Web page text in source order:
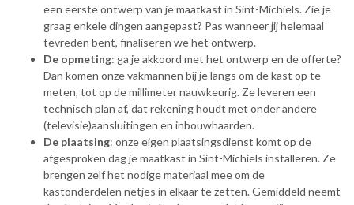
een eerste ontwerp van je maatkast in Sint-Michiels. Zie je
graag enkele dingen aangepast? Pas wanneer jij helemaal
tevreden bent, finaliseren we het ontwerp.
De opmeting: ga je akkoord met het ontwerp en de offerte?
Dan komen onze vakmannen bij je langs om de kast op te
meten, tot op de millimeter nauwkeurig. Ze leveren een
technisch plan af, dat rekening houdt met onder andere
(televisie)aansluitingen en inbouwhaarden.
De plaatsing: onze eigen plaatsingsdienst komt op de
afgesproken dag je maatkast in Sint-Michiels installeren. Ze
brengen zelf het nodige materiaal mee om de
kastonderdelen netjes in elkaar te zetten. Gemiddeld neemt